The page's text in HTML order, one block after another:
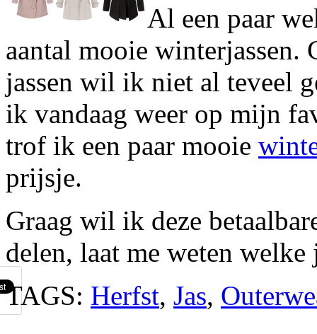
Al een paar
aantal mooie winterjassen.
jassen wil ik niet al teveel
ik vandaag weer op mijn
trof ik een paar mooie
prijsje.
Graag wil ik deze
delen, laat me weten
TAGS: Herfst, Jas,